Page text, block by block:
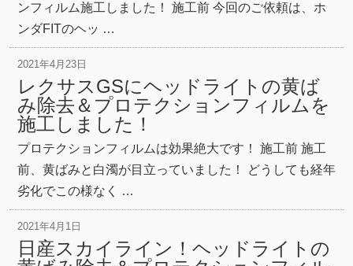
ンフィルム施工しました！ 施工前 今回のご依頼は、ホ
ンダFITのヘッ …
2021年4月23日
レクサスGSにヘッドライトの黄ば
み除去＆プロテクションフィルムを
施工しました！
プロテクションフィルムは効果絶大です！ 施工前 施工
前、黄ばみと白濁が目立っていました！ どうしても経年
劣化でこの様なく …
2021年4月1日
日産スカイライン！ヘッドライトの